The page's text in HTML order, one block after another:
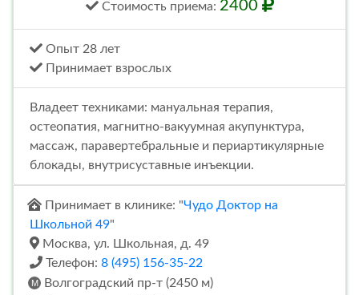
Стоимость приема: 2400
Опыт 28 лет
Принимает взрослых
Владеет техниками: мануальная терапия,
остеопатия, магнитно-вакуумная акупунктура,
массаж, паравертебральные и периартикулярные
блокады, внутрисуставные инъекции.
Принимает в клинике: "Чудо Доктор на
Школьной 49"
Москва, ул. Школьная, д. 49
Телефон: 8 (495) 156-35-22
Волгоградский пр-т (2450 м)